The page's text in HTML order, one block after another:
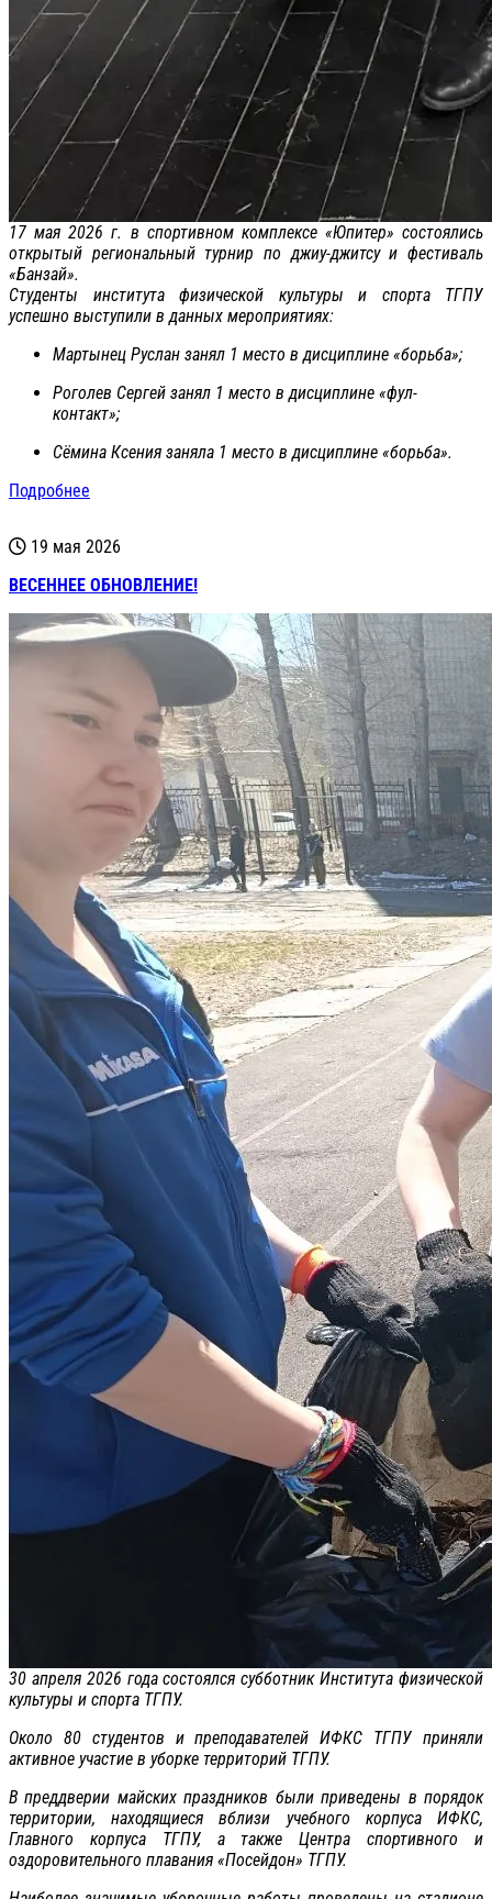
17 мая 2026 г. в спортивном комплексе «Юпитер» состоялись
открытый региональный турнир по джиу-джитсу и фестиваль
«Банзай».
Студенты института физической культуры и спорта ТГПУ
успешно выступили в данных мероприятиях:
Мартынец Руслан занял 1 место в дисциплине «борьба»;
Роголев Сергей занял 1 место в дисциплине «фул-
контакт»;
Сёмина Ксения заняла 1 место в дисциплине «борьба».
Подробнее
19 мая 2026
ВЕСЕННЕЕ ОБНОВЛЕНИЕ!
30 апреля 2026 года состоялся субботник Института физической
культуры и спорта ТГПУ.
Около 80 студентов и преподавателей ИФКС ТГПУ приняли
активное участие в уборке территорий ТГПУ.
В преддверии майских праздников были приведены в порядок
территории, находящиеся вблизи учебного корпуса ИФКС,
Главного корпуса ТГПУ, а также Центра спортивного и
оздоровительного плавания «Посейдон» ТГПУ.